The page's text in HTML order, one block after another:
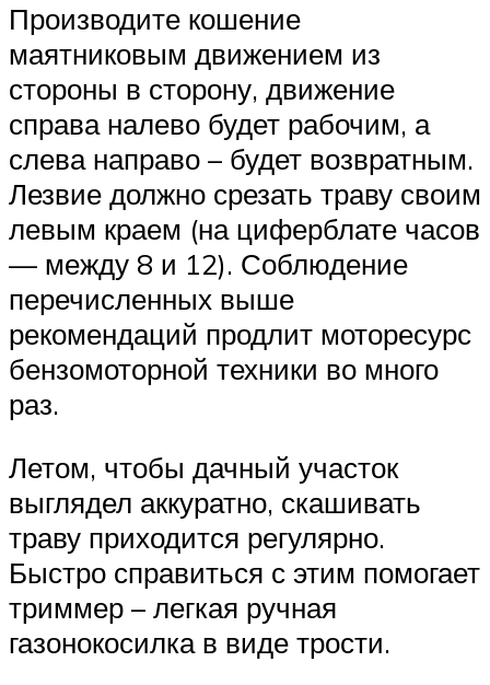
Производите кошение
маятниковым движением из
стороны в сторону, движение
справа налево будет рабочим, а
слева направо – будет возвратным.
Лезвие должно срезать траву своим
левым краем (на циферблате часов
— между 8 и 12). Соблюдение
перечисленных выше
рекомендаций продлит моторесурс
бензомоторной техники во много
раз.
Летом, чтобы дачный участок
выглядел аккуратно, скашивать
траву приходится регулярно.
Быстро справиться с этим помогает
триммер – легкая ручная
газонокосилка в виде трости.